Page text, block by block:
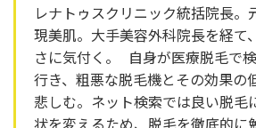
レナトゥスクリニック統括院長。
現美肌。大手美容外科院長を経て
さに気付く。 自身が医療脱毛で
行き、粗悪な脱毛機とその効果の
悲しむ。ネット検索では良い脱毛
状を変えるため、脱毛を徹底的に